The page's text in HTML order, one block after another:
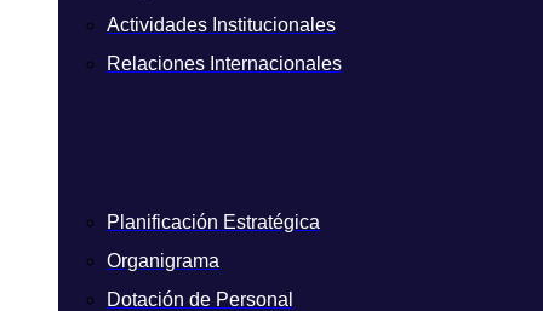
Actividades Institucionales
Relaciones Internacionales
Planificación Estratégica
Organigrama
Dotación de Personal